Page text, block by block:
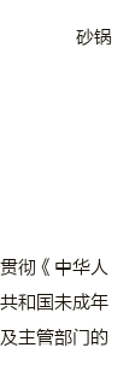
砂锅
彻《中华人
和国未成年
主管部门的